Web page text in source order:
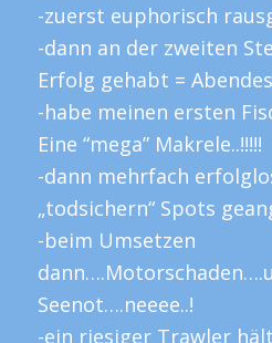
-zuerst euphorisch
-dann an der zweiten
Erfolg gehabt =
-habe meinen ersten
Eine “mega” Makrele..!!!!!
-dann mehrfach
„todsichern“ Spots
-beim Umsetzen
Seenot….neeee..!
-ein riesiger Trawler